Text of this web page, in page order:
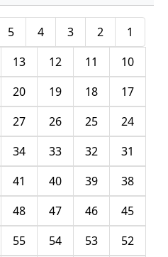
1
2
3
4
5
10
11
12
13
17
18
19
20
24
25
26
27
31
32
33
34
38
39
40
41
45
46
47
48
52
53
54
55